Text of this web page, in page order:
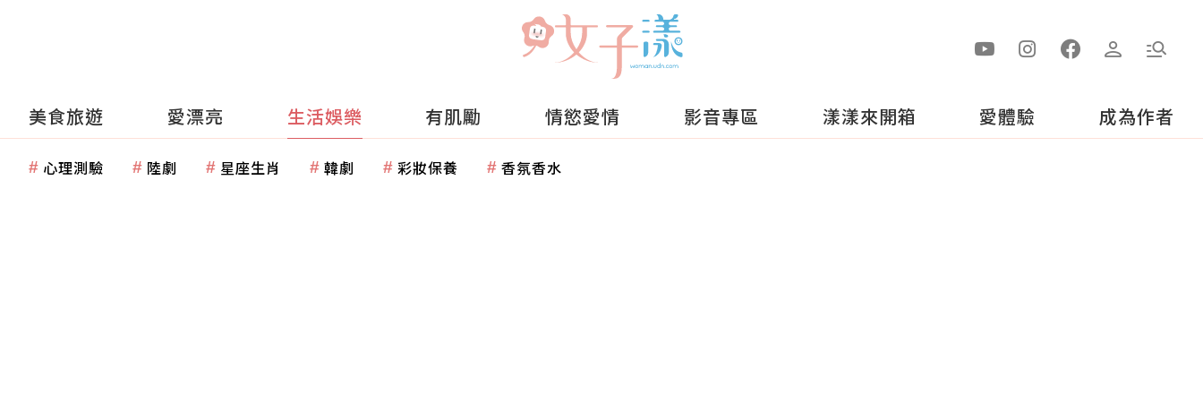
美食旅遊 愛漂亮 生活娛樂 有肌勵 情慾愛情 影音專區 漾漾來開箱 愛體驗 成為作者
心理測驗 陸劇 星座生肖 韓劇 彩妝保養 香氛香水